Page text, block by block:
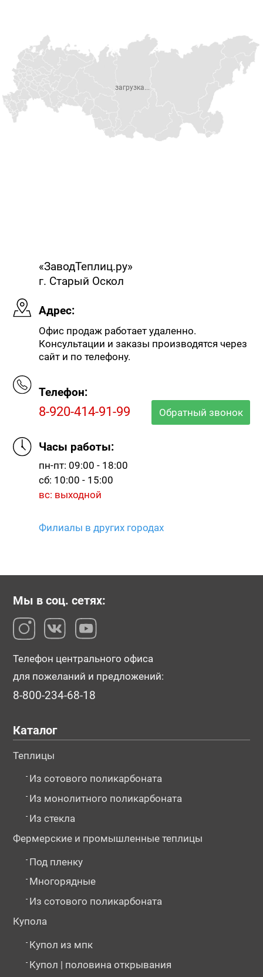
«ЗаводТеплиц.ру»
г. Старый Оскол
Адрес:
Офис продаж работает удаленно.
Консультации и заказы производятся через
сайт и по телефону.
Телефон:
8-920-414-91-99 Обратный звонок
Часы работы:
пн-пт: 09:00 - 18:00
сб: 10:00 - 15:00
вс: выходной
Филиалы в других городах
загрузка...
Мы в соц. сетях:
Телефон центрального офиса
для пожеланий и предложений:
8-800-234-68-18
Каталог
Теплицы
- Из сотового поликарбоната
- Из монолитного поликарбоната
- Из стекла
Фермерские и промышленные теплицы
- Под пленку
- Многорядные
- Из сотового поликарбоната
Купола
- Купол из мпк
- Купол | половина открывания